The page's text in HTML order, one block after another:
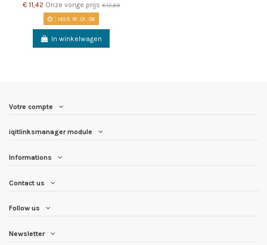
€ 11,42 Onze vorige prijs € 12,69
145d. 18:01 :06
In winkelwagen
Votre compte
iqitlinksmanager module
Informations
Contact us
Follow us
Newsletter